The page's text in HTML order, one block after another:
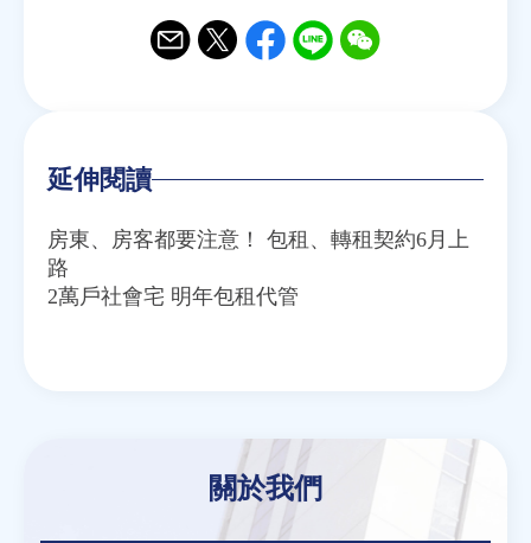
延伸閱讀
房東、房客都要注意！ 包租、轉租契約6月上
路
2萬戶社會宅 明年包租代管
關於我們